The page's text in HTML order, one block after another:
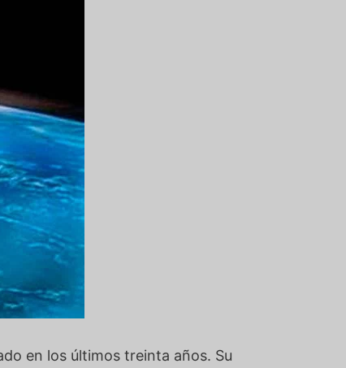
en los últimos treinta años. Su